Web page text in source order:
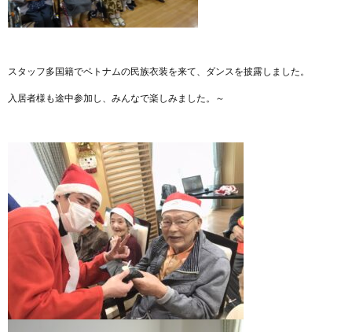
スタッフ多国籍でベトナムの民族衣装を来て、ダンスを披露しました。
入居者様も途中参加し、みんなで楽しみました。～